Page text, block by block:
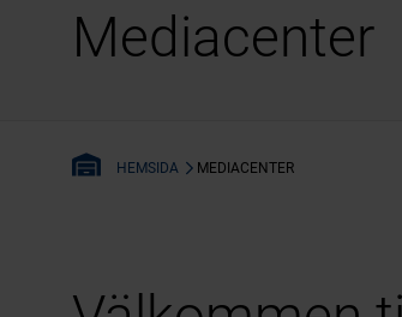
Mediacenter
HEMSIDA MEDIACENTER